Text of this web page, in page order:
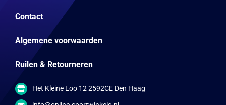
Contact
Algemene voorwaarden
Ruilen & Retourneren
Het Kleine Loo 12 2592CE Den Haag